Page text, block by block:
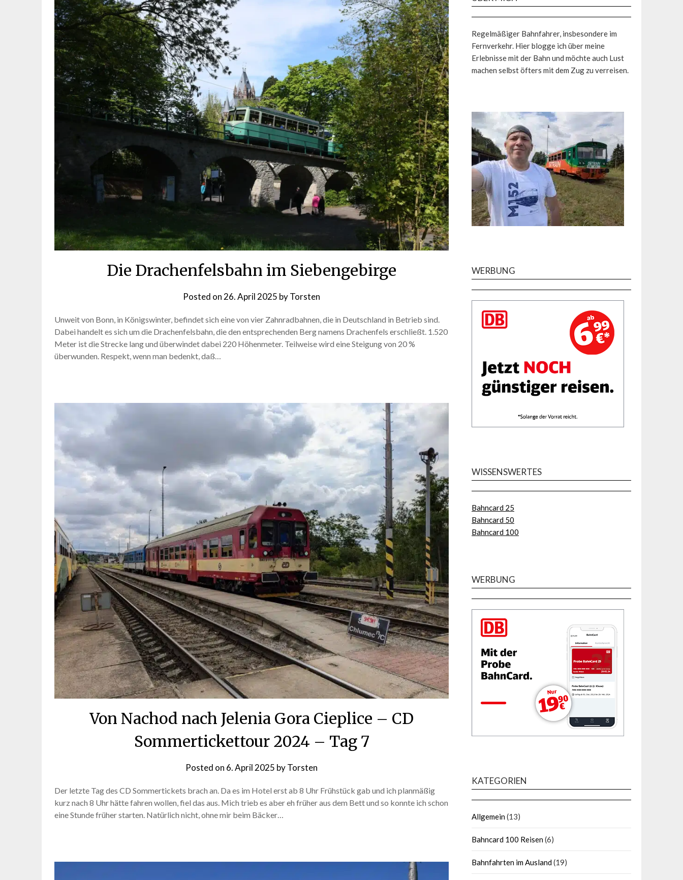
Die Drachenfelsbahn im Siebengebirge
Posted on 26. April 2025 byTorsten
Unweit von Bonn, in Königswinter, befindet sich eine von vier Zahnradbahnen, die in Deutschland in Betrieb sind.
Dabei handelt es sich um die Drachenfelsbahn, die den entsprechenden Berg namens Drachenfels erschließt. 1.520
Meter ist die Strecke lang und überwindet dabei 220 Höhenmeter. Teilweise wird eine Steigung von 20 %
überwunden. Respekt, wenn man bedenkt, daß…
Von Nachod nach Jelenia Gora Cieplice – CD
Sommertickettour 2024 – Tag 7
Posted on 6. April 2025 byTorsten
Der letzte Tag des CD Sommertickets brach an. Da es im Hotel erst ab 8 Uhr Frühstück gab und ich planmäßig
kurz nach 8 Uhr hätte fahren wollen, fiel das aus. Mich trieb es aber eh früher aus dem Bett und so konnte ich schon
eine Stunde früher starten. Natürlich nicht, ohne mir beim Bäcker…
Regelmäßiger Bahnfahrer, insbesondere im
Fernverkehr. Hier blogge ich über meine
Erlebnisse mit der Bahn und möchte auch Lust
machen selbst öfters mit dem Zug zu verreisen.
WERBUNG
WISSENSWERTES
Bahncard 25
Bahncard 50
Bahncard 100
WERBUNG
KATEGORIEN
Allgemein(13)
Bahncard 100 Reisen(6)
Bahnfahrten im Ausland(19)